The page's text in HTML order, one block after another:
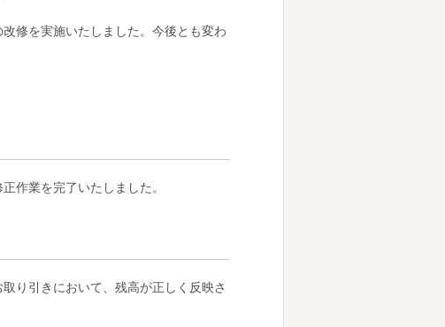
修を実施いたしました。今後とも変わ
作業を完了いたしました。
り引きにおいて、残高が正しく反映さ